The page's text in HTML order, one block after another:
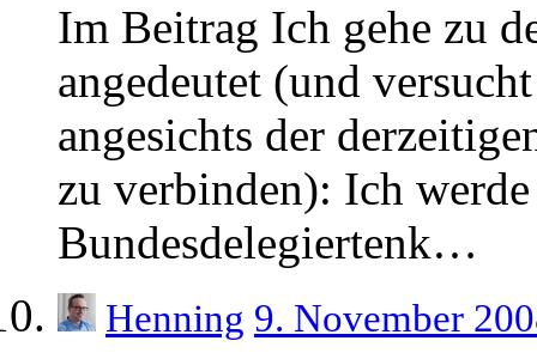
Im Beitrag Ich gehe zu
angedeutet (und
angesichts der
zu verbinden): Ich
Bundesdelegiertenk…
Henning 9. November